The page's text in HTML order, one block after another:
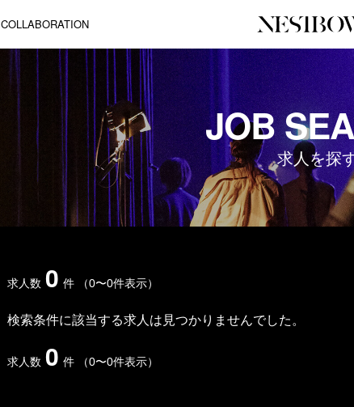
COLLABORATION
JOB
求人検索
新着求人
ブランド一覧
JOURNAL
インタビュー
エデュケーション
ニュース＆イベント
データ
コラボ
コラボ
コラボ
JOB
求人を探
求人数 0 件 （0〜0件表示）
検索条件に該当する求人は見つかりませんでした。
求人数 0 件 （0〜0件表示）